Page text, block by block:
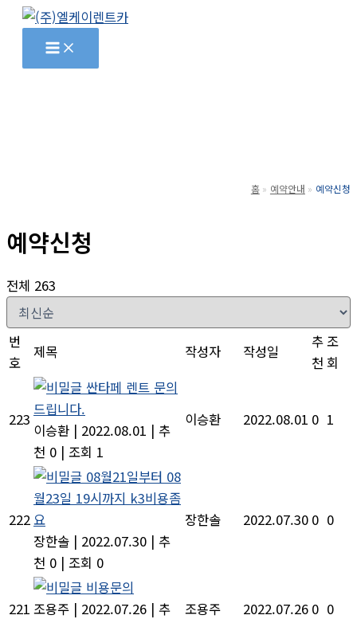
홈 예약안내 예약신청
예약신청
전체 263
번
호
제목 작성자 작성일
추
천
조
회
223
싼타페 렌트 문의
드립니다.
이승환 | 2022.08.01 | 추
천 0 | 조회 1
이승환 2022.08.01 0 1
222
08월21일부터 08
월23일 19시까지 k3비용좀
요
장한솔 | 2022.07.30 | 추
천 0 | 조회 0
장한솔 2022.07.30 0 0
221
비용문의
조용주 | 2022.07.26 | 추
조용주 2022.07.26 0 0